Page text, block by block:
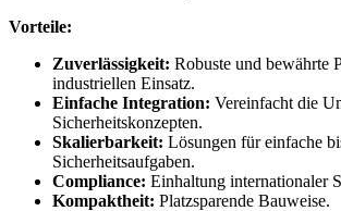
Vorteile:
Zuverlässigkeit: Robuste und bewährte
industriellen Einsatz.
Einfache Integration: Vereinfacht die
Sicherheitskonzepten.
Skalierbarkeit: Lösungen für einfache
Sicherheitsaufgaben.
Compliance: Einhaltung internationaler
Kompaktheit: Platzsparende Bauweise.